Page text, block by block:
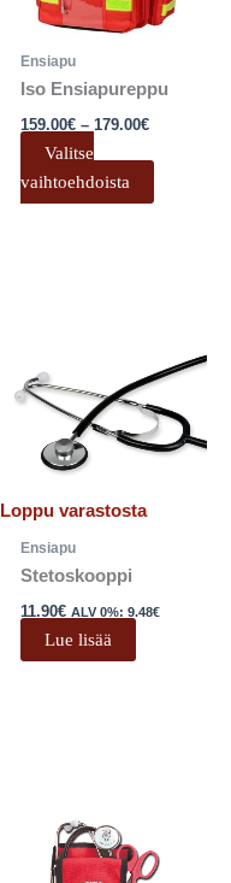
Ensiapu
Iso Ensiapureppu
159.00€ – 179.00€
Valitse
vaihtoehdoista
Voit
tuotteen
Loppu varastosta
Ensiapu
Stetoskooppi
11.90€ ALV 0%:9.48€
Lue lisää